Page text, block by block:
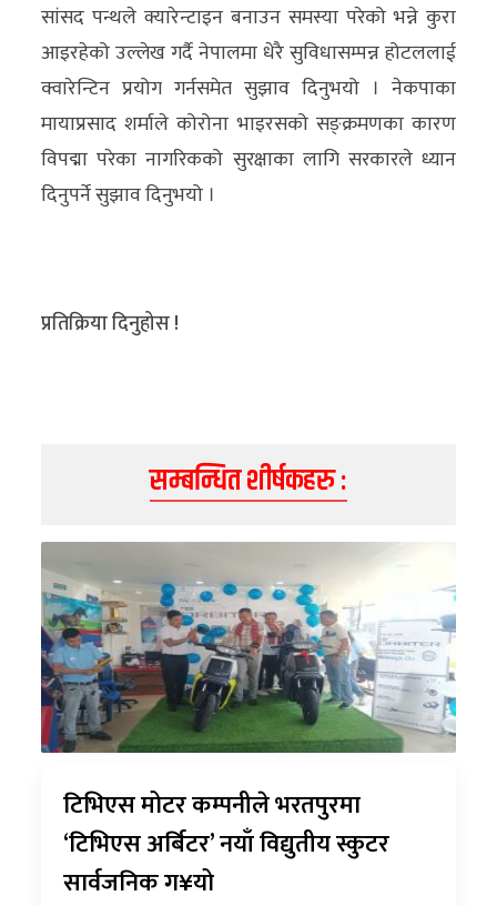
सांसद पन्थले क्यारेन्टाइन बनाउन समस्या परेको भन्ने कुरा
आइरहेको उल्लेख गर्दै नेपालमा धेरै सुविधासम्पन्न होटललाई
क्वारेन्टिन प्रयोग गर्नसमेत सुझाव दिनुभयो । नेकपाका
मायाप्रसाद शर्माले कोरोना भाइरसको सङ्क्रमणका कारण
विपद्मा परेका नागरिकको सुरक्षाका लागि सरकारले ध्यान
दिनुपर्ने सुझाव दिनुभयो ।
प्रतिक्रिया दिनुहोस !
सम्बन्धित शीर्षकहरु :
टिभिएस मोटर कम्पनीले भरतपुरमा
‘टिभिएस अर्बिटर’ नयाँ विद्युतीय स्कुटर
सार्वजनिक ग¥यो